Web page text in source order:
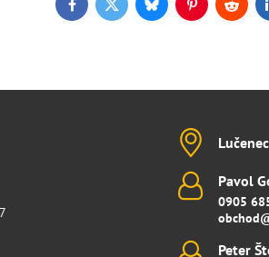
FacebookTwitterBlueskyPinterest
Pavol
0905
Peter